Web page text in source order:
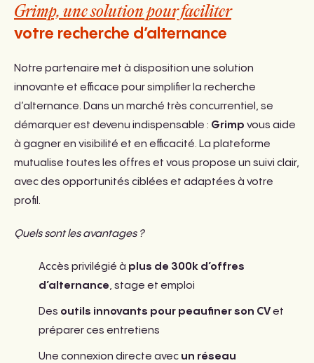
Grimp, une solution pour faciliter
votre recherche d’alternance
Notre partenaire met à disposition une solution
innovante et efficace pour simplifier la recherche
d’alternance. Dans un marché très concurrentiel, se
démarquer est devenu indispensable : Grimp vous aide
à gagner en visibilité et en efficacité. La plateforme
mutualise toutes les offres et vous propose un suivi clair,
avec des opportunités ciblées et adaptées à votre
profil.
Quels sont les avantages ?
Accès privilégié à plus de 300k d’offres
d’alternance, stage et emploi
Des outils innovants pour peaufiner son CV et
préparer ces entretiens
Une connexion directe avec un réseau